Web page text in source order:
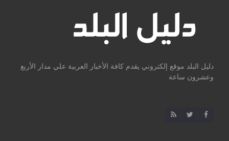
دليل البلد موقع إلكتروني يقدم كافة الأخبار العربية علي مدار الأربع
وعشرون ساعة